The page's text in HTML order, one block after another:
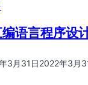
编语言程序设
3月31日2022年3月